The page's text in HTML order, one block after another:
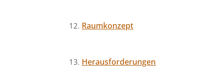
Raumkonzept
Herausforderungen